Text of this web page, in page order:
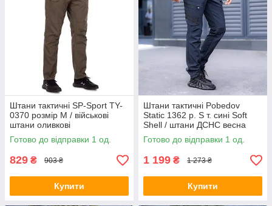
Штани тактичні SP-Sport TY-
0370 розмір M / військові
штани оливкові
Готово до відправки 1 од.
829 ₴ 903 ₴
Купити
Штани тактичні Pobedov
Static 1362 р. S т. сині Soft
Shell / штани ДСНС весна
осінь
Готово до відправки 1 од.
1 199 ₴ 1 273 ₴
Купити